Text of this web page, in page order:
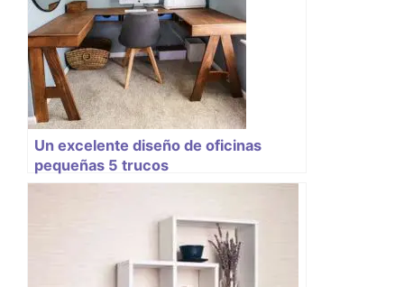
Un excelente diseño de oficinas
pequeñas 5 trucos